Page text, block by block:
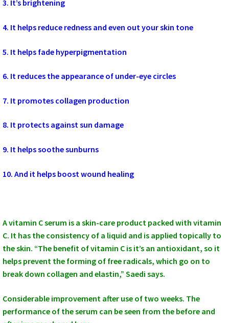
3. It’s brightening
4. It helps reduce redness and even out your skin tone
5. It helps fade hyperpigmentation
6. It reduces the appearance of under-eye circles
7. It promotes collagen production
8. It protects against sun damage
9. It helps soothe sunburns
10. And it helps boost wound healing
A vitamin C serum is a skin-care product packed with vitamin
C. It has the consistency of a liquid and is applied topically to
the skin. “The benefit of vitamin C is it’s an antioxidant, so it
helps prevent the forming of free radicals, which go on to
break down collagen and elastin,” Saedi says.
Considerable improvement after use of two weeks. The
performance of the serum can be seen from the before and